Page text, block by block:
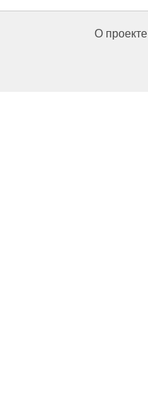
О проекте